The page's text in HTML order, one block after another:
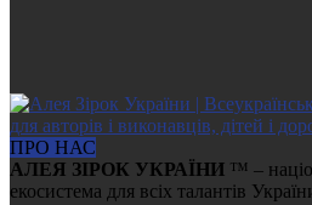
ПРО НАС
АЛЕЯ ЗІРОК УКРАЇНИ ™ –
екосистема для всіх талантів